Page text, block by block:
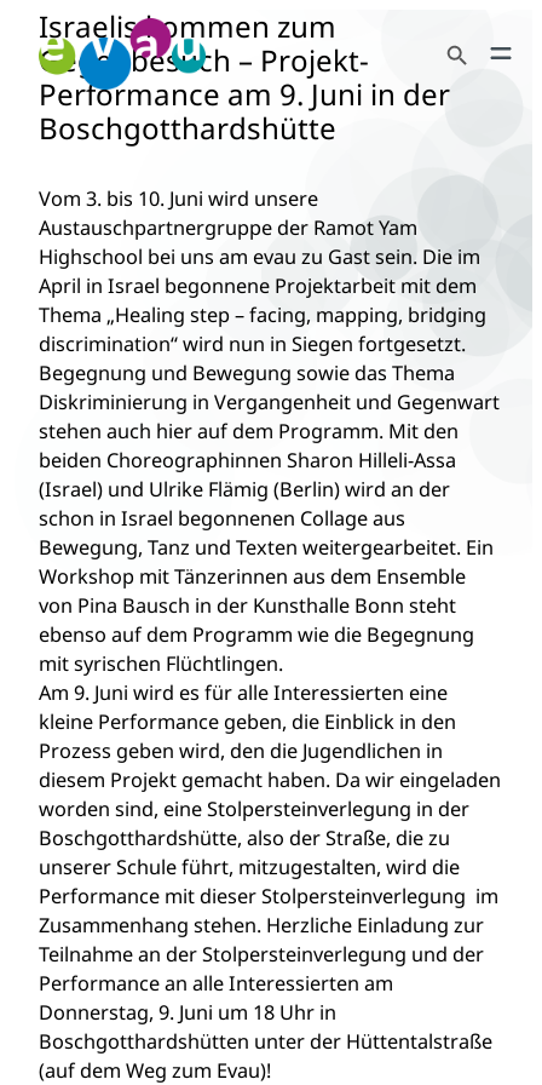
Zum
Inhalt
springen
Israelis kommen zum
Gegenbesuch – Projekt-
Performance am 9. Juni in der
Boschgotthardshütte
Vom 3. bis 10. Juni wird unsere
Austauschpartnergruppe der Ramot Yam
Highschool bei uns am evau zu Gast sein. Die im
April in Israel begonnene Projektarbeit mit dem
Thema „Healing step – facing, mapping, bridging
discrimination“ wird nun in Siegen fortgesetzt.
Begegnung und Bewegung sowie das Thema
Diskriminierung in Vergangenheit und Gegenwart
stehen auch hier auf dem Programm. Mit den
beiden Choreographinnen Sharon Hilleli-Assa
(Israel) und Ulrike Flämig (Berlin) wird an der
schon in Israel begonnenen Collage aus
Bewegung, Tanz und Texten weitergearbeitet. Ein
Workshop mit Tänzerinnen aus dem Ensemble
von Pina Bausch in der Kunsthalle Bonn steht
ebenso auf dem Programm wie die Begegnung
mit syrischen Flüchtlingen.
Am 9. Juni wird es für alle Interessierten eine
kleine Performance geben, die Einblick in den
Prozess geben wird, den die Jugendlichen in
diesem Projekt gemacht haben. Da wir eingeladen
worden sind, eine Stolpersteinverlegung in der
Boschgotthardshütte, also der Straße, die zu
unserer Schule führt, mitzugestalten, wird die
Performance mit dieser Stolpersteinverlegung im
Zusammenhang stehen. Herzliche Einladung zur
Teilnahme an der Stolpersteinverlegung und der
Performance an alle Interessierten am
Donnerstag, 9. Juni um 18 Uhr in
Boschgotthardshütten unter der Hüttentalstraße
(auf dem Weg zum Evau)!